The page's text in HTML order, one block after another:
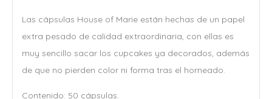
Las cápsulas House of Marie están hechas de un papel
extra pesado de calidad extraordinaria, con ellas es
muy sencillo sacar los cupcakes ya decorados, además
de que no pierden color ni forma tras el horneado.
Contenido: 50 cápsulas.